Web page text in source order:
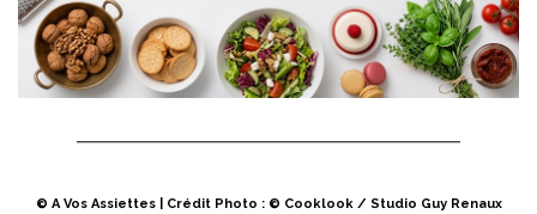
© A Vos Assiettes | Crédit Photo : © Cooklook / Studio Guy Renaux